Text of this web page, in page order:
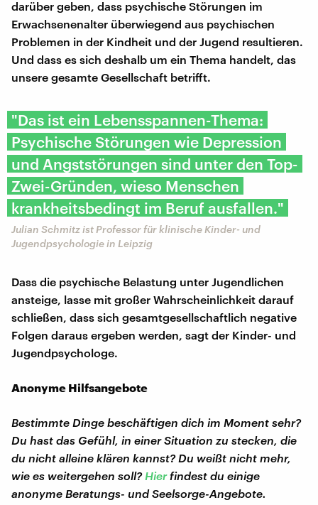
darüber geben, dass psychische Störungen im
Erwachsenenalter überwiegend aus psychischen
Problemen in der Kindheit und der Jugend resultieren.
Und dass es sich deshalb um ein Thema handelt, das
unsere gesamte Gesellschaft betrifft.
"Das ist ein Lebensspannen-Thema:
Psychische Störungen wie Depression
und Angststörungen sind unter den Top-
Zwei-Gründen, wieso Menschen
krankheitsbedingt im Beruf ausfallen."
Julian Schmitz ist Professor für klinische Kinder- und
Jugendpsychologie in Leipzig
Dass die psychische Belastung unter Jugendlichen
ansteige, lasse mit großer Wahrscheinlichkeit darauf
schließen, dass sich gesamtgesellschaftlich negative
Folgen daraus ergeben werden, sagt der Kinder- und
Jugendpsychologe.
Anonyme Hilfsangebote
Bestimmte Dinge beschäftigen dich im Moment sehr?
Du hast das Gefühl, in einer Situation zu stecken, die
du nicht alleine klären kannst? Du weißt nicht mehr,
wie es weitergehen soll? Hierfindest du einige
anonyme Beratungs- und Seelsorge-Angebote.